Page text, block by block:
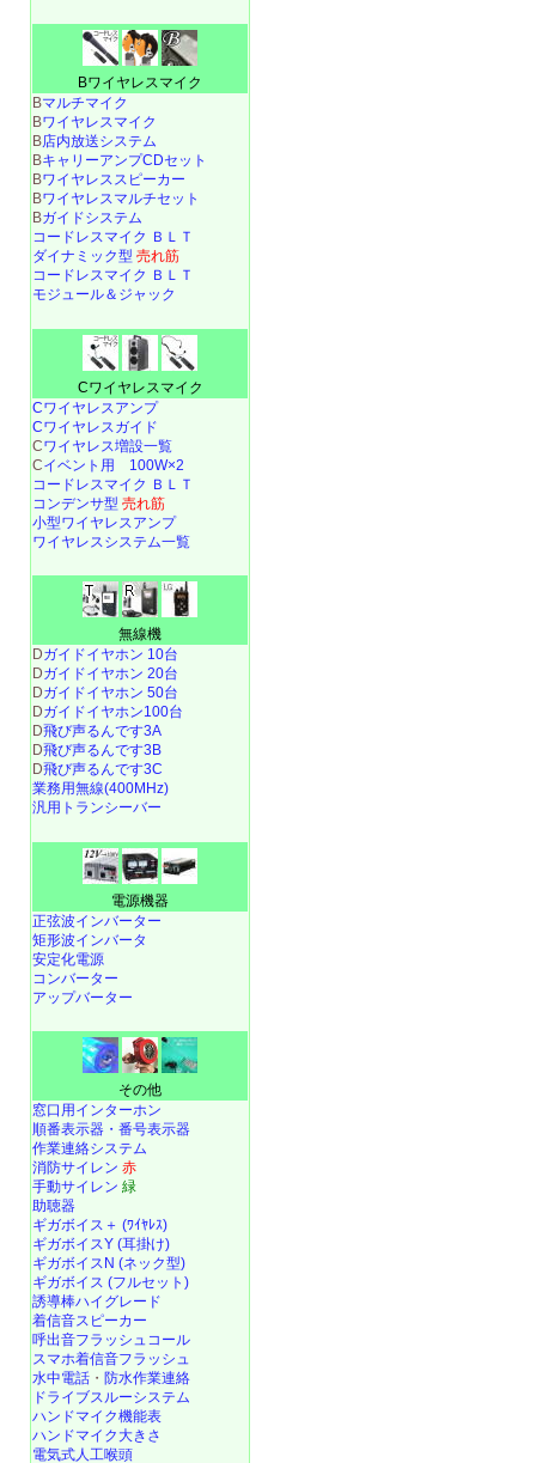
Bワイヤレスマイク
Bマルチマイク
Bワイヤレスマイク
B店内放送システム
BキャリーアンプCDセット
Bワイヤレススピーカー
Bワイヤレスマルチセット
Bガイドシステム
コードレスマイク ＢＬＴ
ダイナミック型 売れ筋
コードレスマイク ＢＬＴ
モジュール＆ジャック
Cワイヤレスマイク
Cワイヤレスアンプ
Cワイヤレスガイド
Cワイヤレス増設一覧
Cイベント用 100W×2
コードレスマイク ＢＬＴ
コンデンサ型 売れ筋
小型ワイヤレスアンプ
ワイヤレスシステム一覧
無線機
Dガイドイヤホン 10台
Dガイドイヤホン 20台
Dガイドイヤホン 50台
Dガイドイヤホン100台
D飛び声るんです3A
D飛び声るんです3B
D飛び声るんです3C
業務用無線(400MHz)
汎用トランシーバー
電源機器
正弦波インバーター
矩形波インバータ
安定化電源
コンバーター
アップバーター
その他
窓口用インターホン
順番表示器・番号表示器
作業連絡システム
消防サイレン 赤
手動サイレン 緑
助聴器
ギガボイス＋ (ﾜｲﾔﾚｽ)
ギガボイスY (耳掛け)
ギガボイスN (ネック型)
ギガボイス (フルセット)
誘導棒ハイグレード
着信音スピーカー
呼出音フラッシュコール
スマホ着信音フラッシュ
水中電話 ・ 防水作業連絡
ドライブスルーシステム
ハンドマイク機能表
ハンドマイク大きさ
電気式人工喉頭